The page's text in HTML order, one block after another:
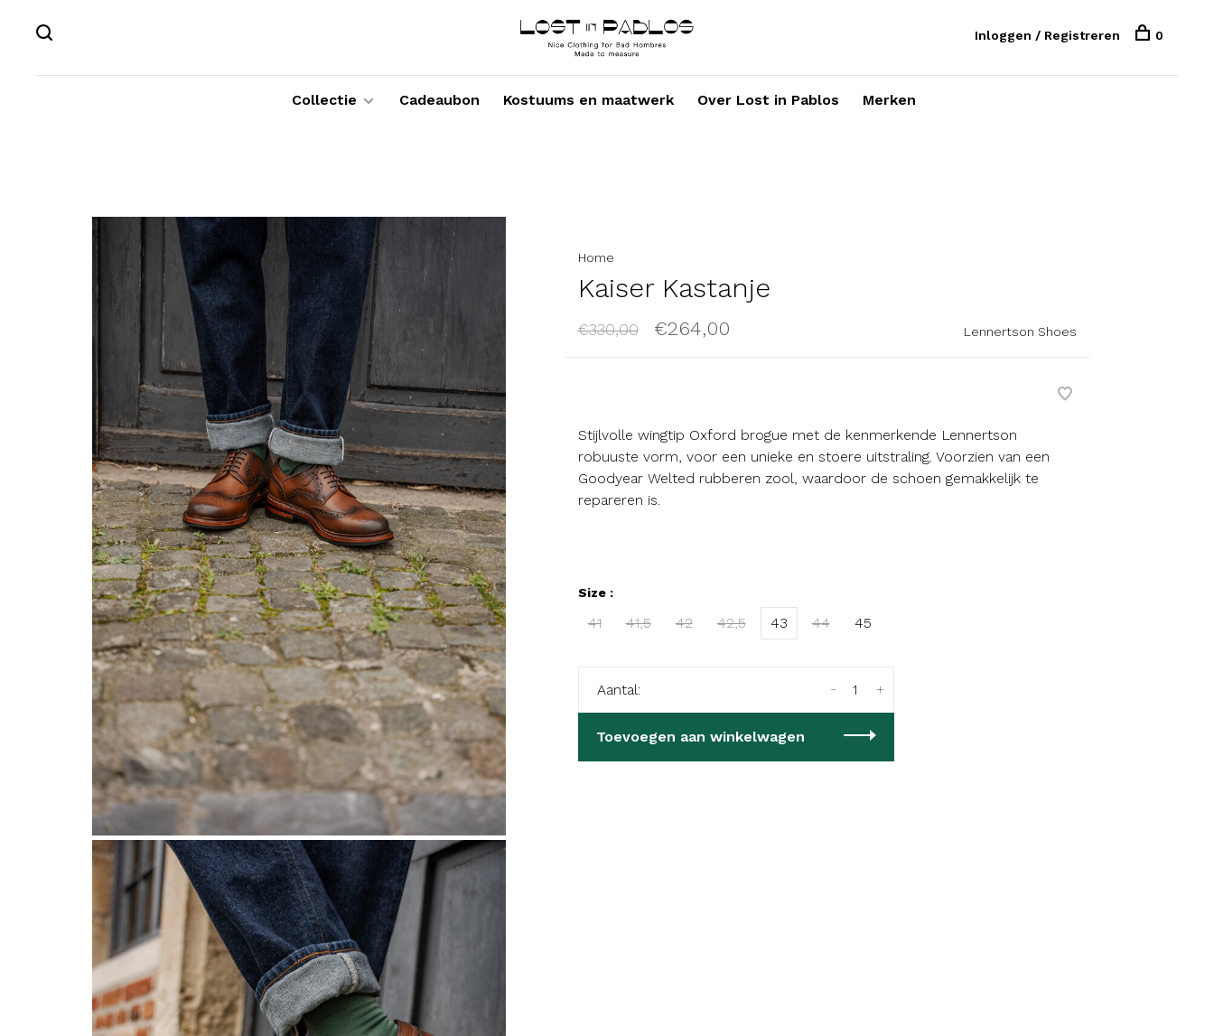
Collectie Cadeaubon Kostuums en maatwerk Over Lost in Pablos Merken
Inloggen / Registreren 0
Home
Kaiser Kastanje
€330,00 €264,00 Lennertson Shoes
Stijlvolle wingtip Oxford brogue met de kenmerkende Lennertson
robuuste vorm, voor een unieke en stoere uitstraling. Voorzien van een
Goodyear Welted rubberen zool, waardoor de schoen gemakkelijk te
repareren is.
Size :
41 41,5 42 42,5 43 44 45
Aantal: +
-
Toevoegen aan winkelwagen